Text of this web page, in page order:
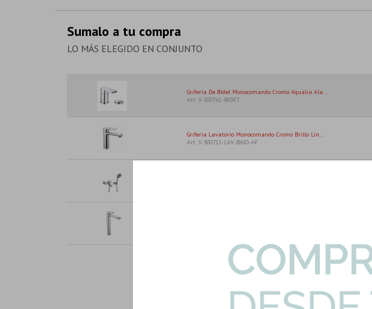
Sumalo a tu compra
LO MÁS ELEGIDO EN CONJUNTO
Griferia De Bidet Monocomando Cromo Aqualia Ala...
Art: V-300761-BIDET
Griferia Lavatorio Monocomando Cromo Brillo Lin...
Art: V-300711-LAV-BAJO-AF